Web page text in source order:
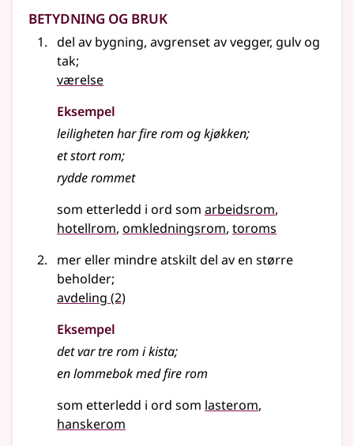
Betydning og bruk
del av bygning, avgrenset av vegger, gulv og
tak;
værelse
Eksempel
leiligheten har firerom og kjøkken;
et stort rom;
rydde rommet
som etterledd i ord som arbeidsrom
hotellrom omkledningsrom toroms
mer eller mindre atskilt del av en større
beholder;
avdeling (2)
Eksempel
det var trerom i kista;
en lommebok med firerom
som etterledd i ord som lasterom
hanskerom